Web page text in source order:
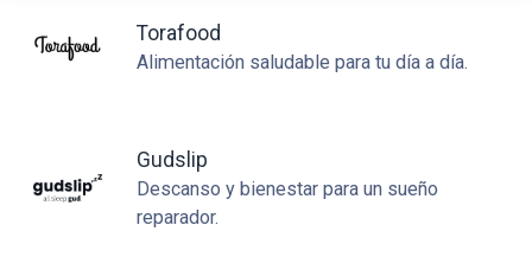
Torafood
Alimentación saludable para tu día a día.
Gudslip
Descanso y bienestar para un sueño
reparador.